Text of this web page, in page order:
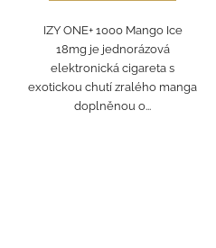
IZY ONE+ 1000 Mango Ice
18mg je jednorázová
elektronická cigareta s
exotickou chutí zralého manga
doplněnou o...